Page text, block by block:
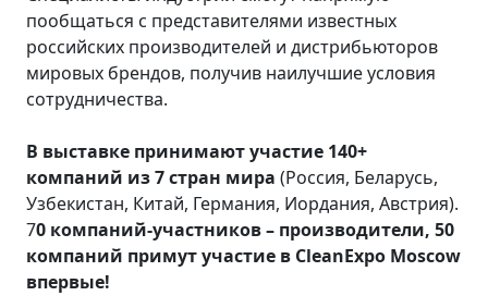
пообщаться с представителями известных
российских производителей и дистрибьюторов
мировых брендов, получив наилучшие условия
сотрудничества.
В выставке принимают участие 140+
компаний из 7 стран мира (Россия, Беларусь,
Узбекистан, Китай, Германия, Иордания, Австрия).
70 компаний-участников – производители, 50
компаний примут участие в CleanExpo Moscow
впервые!